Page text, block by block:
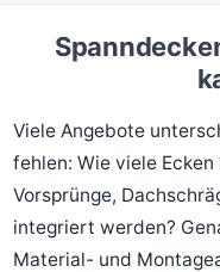
Viele Angebote
fehlen: Wie viele
Vorsprünge,
integriert werden?
Material- und